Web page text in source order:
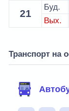
21
Буд.
Вых.
Транспорт на